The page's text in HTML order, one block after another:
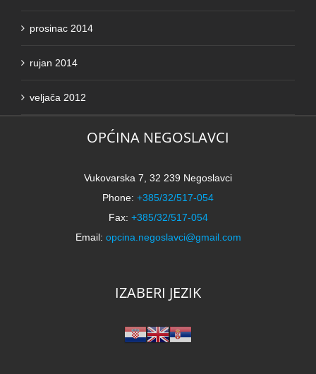
prosinac 2014
rujan 2014
veljača 2012
OPĆINA NEGOSLAVCI
Vukovarska 7, 32 239 Negoslavci
Phone: +385/32/517-054
Fax: +385/32/517-054
Email: opcina.negoslavci@gmail.com
IZABERI JEZIK